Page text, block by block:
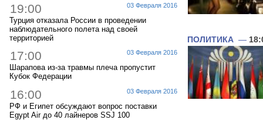
03 Февраля 2016
19:00
Турция отказала России в проведении
наблюдательного полета над своей
территорией
03 Февраля 2016
17:00
Шарапова из-за травмы плеча пропустит
Кубок Федерации
03 Февраля 2016
16:00
РФ и Египет обсуждают вопрос поставки
Egypt Air до 40 лайнеров SSJ 100
ПОЛИТИКА —